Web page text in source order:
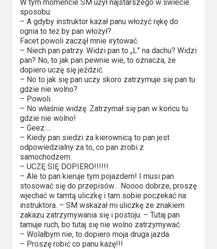
Video
Apple
TV
+
Disney+
HBO
Max
Netflix
Sky
Showtime
Podsumowania
2023
2022
W tym momencie SM użył najstarszego w świecie
sposobu:
– A gdyby instruktor kazał panu włożyć rękę do
ognia to też by pan włożył?
Facet powoli zaczął mnie irytować.
– Niech pan patrzy. Widzi pan to „L” na dachu? Widzi
pan? No, to jak pan pewnie wie, to oznacza, że
dopiero uczę się jeździć.
– No to jak się pan uczy skoro zatrzymuje się pan tu
gdzie nie wolno?
– Powoli.
– No właśnie widzę. Zatrzymał się pan w końcu tu
gdzie nie wolno!
– Geez….
– Kiedy pan siedzi za kierownicą to pan jest
odpowiedzialny za to, co pan zrobi z
samochodzem.
– UCZĘ SIĘ DOPIERO!!!!!!
– Ale to pan kieruje tym pojazdem! I musi pan
stosować się do przepisów… Noooo dobrze, proszę
wjechać w tamtą uliczkę i tam sobie poczekać na
instruktora. – SM wskazał mi uliczkę ze znakiem
zakazu zatrzymywania się i postoju. – Tutaj pan
tamuje ruch, bo tutaj się nie wolno zatrzymywać.
– Wolałbym nie, to dopiero moja druga jazda.
– Proszę robić co panu każę!!!